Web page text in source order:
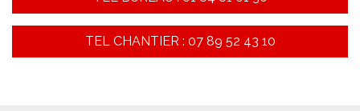
TEL CHANTIER : 07 89 52 43 10